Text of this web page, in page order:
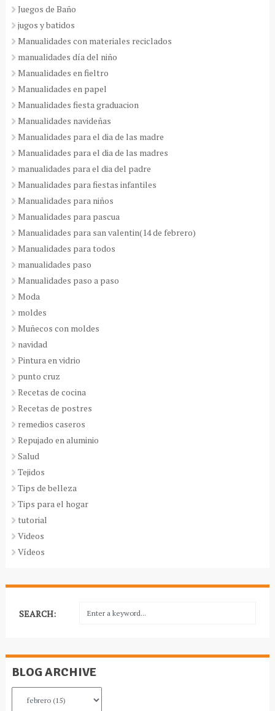
Juegos de Baño
jugos y batidos
Manualidades con materiales reciclados
manualidades día del niño
Manualidades en fieltro
Manualidades en papel
Manualidades fiesta graduacion
Manualidades navideñas
Manualidades para el dia de las madre
Manualidades para el dia de las madres
manualidades para el dia del padre
Manualidades para fiestas infantiles
Manualidades para niños
Manualidades para pascua
Manualidades para san valentin(14 de febrero)
Manualidades para todos
manualidades paso
Manualidades paso a paso
Moda
moldes
Muñecos con moldes
navidad
Pintura en vidrio
punto cruz
Recetas de cocina
Recetas de postres
remedios caseros
Repujado en aluminio
Salud
Tejidos
Tips de belleza
Tips para el hogar
tutorial
Videos
Vídeos
SEARCH:
BLOG ARCHIVE